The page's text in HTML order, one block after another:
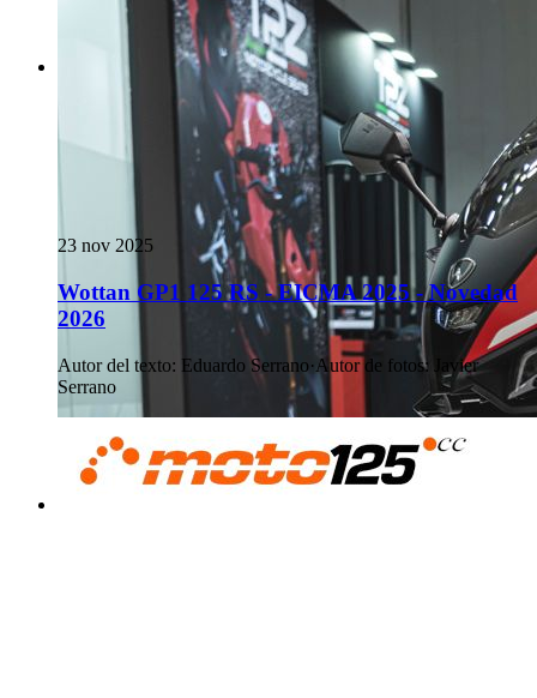
23 nov 2025
Wottan GP1 125 RS - EICMA 2025 - Novedad
2026
Autor del texto: Eduardo Serrano· Autor de fotos:
Javier
Serrano